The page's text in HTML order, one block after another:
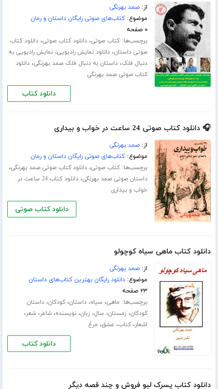
از:صمد بهرنگی
موضوع:کتاب‌های صوتی رایگان داستان و رمان
۰ صفحه
برچسب‌ها:کتاب صوتی،دانلود کتاب صوتی،دانلود کتاب
صوتی داستان،دانلود نمایش رادیویی،نمایش رادیویی به
دنبال فلک،داستان به دنبال فلک صمد بهرنگی،دانلود
کتاب صوتی صمد بهرنگی
دانلود کتاب
🎧 دانلود کتاب صوتی 24 ساعت در خواب و بیداری
از:صمد بهرنگی
موضوع:کتاب‌های صوتی رایگان داستان و رمان
برچسب‌ها:کتاب صوتی،دانلود کتاب صوتی صمد بهرنگی،
داستان صوتی صمد بهرنگی،
دانلود کتاب 24 ساعت در
خواب و بیداری
دانلود کتاب صوتی
دانلود کتاب ماهی سیاه کوچولو
از:صمد بهرنگی
موضوع:دانلود رایگان بهترین کتاب‌های داستان
۲۳ صفحه
برچسب‌ها: ماهی، سیاه،داستان،کودکان،داستان
کودکان، زمستان، سال، زبان،نویسنده،شاعر،شعر،
اشعار،کتاب، عشق، مرغ
دانلود کتاب
دانلود کتاب پسرک لبو فروش و چند قصه دیگر